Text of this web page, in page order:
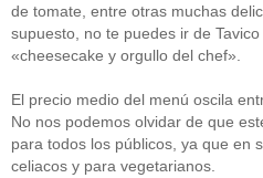
de tomate, entre otras muchas
supuesto, no te puedes ir de
«cheesecake y orgullo del chef».
El precio medio del menú oscila
No nos podemos olvidar de que
para todos los públicos, ya que en
celiacos y para vegetarianos.